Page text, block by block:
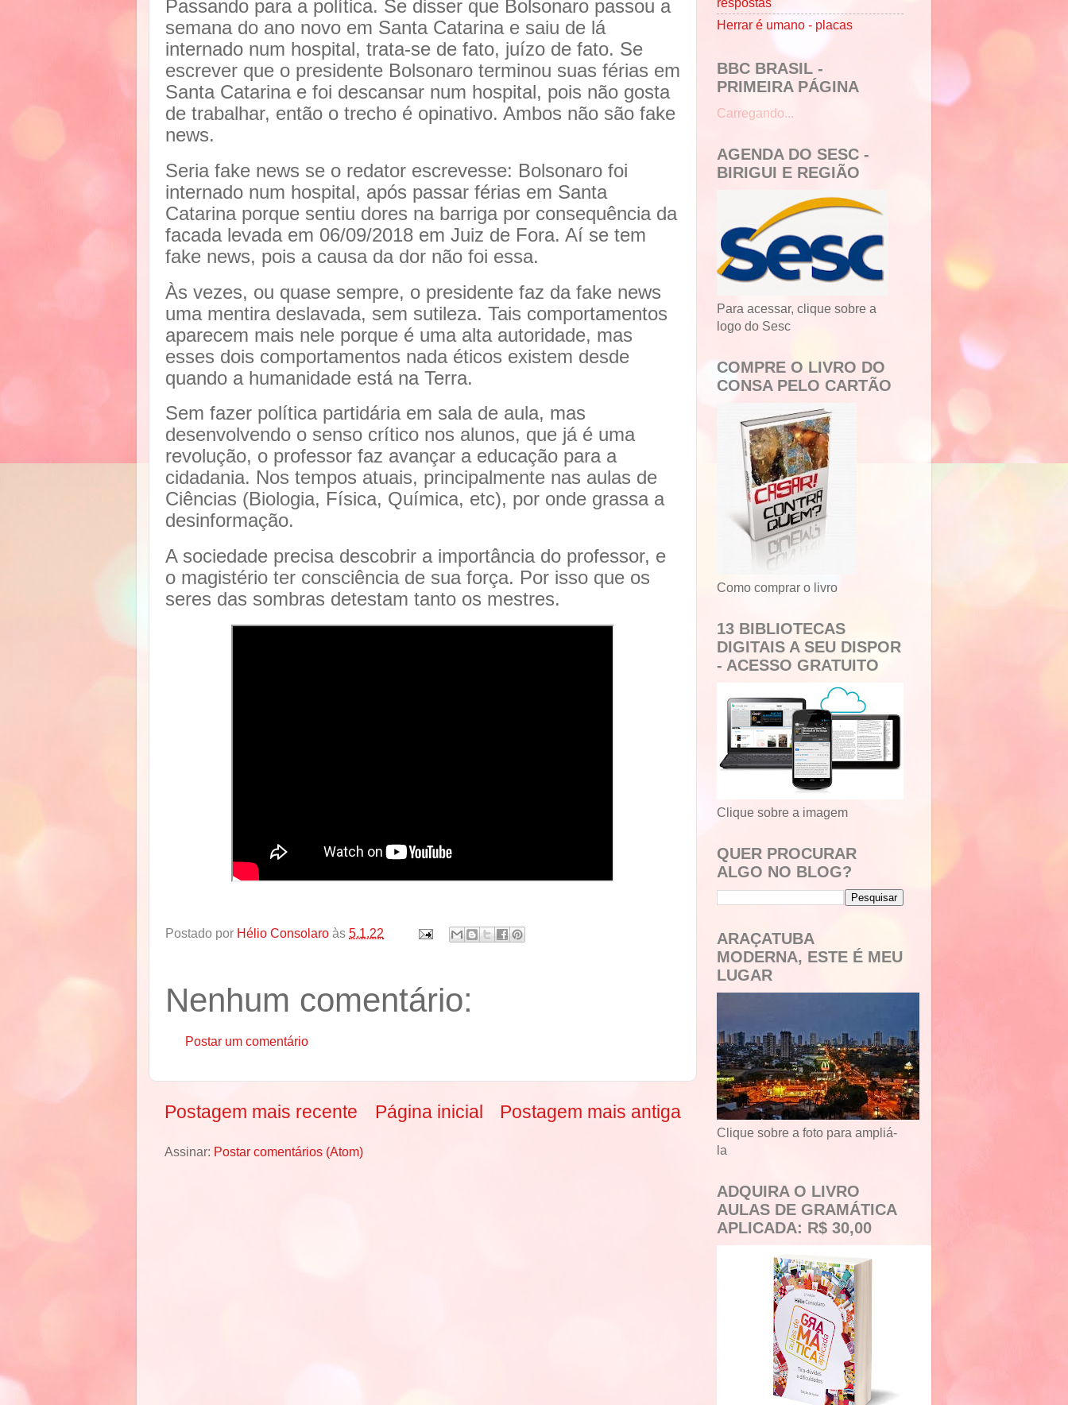
Passando para a política. Se disser que Bolsonaro passou a
semana do ano novo em Santa Catarina e saiu de lá
internado num hospital, trata-se de fato, juízo de fato. Se
escrever que o presidente Bolsonaro terminou suas férias em
Santa Catarina e foi descansar num hospital, pois não gosta
de trabalhar, então o trecho é opinativo. Ambos não são fake
news.
Seria fake news se o redator escrevesse: Bolsonaro foi
internado num hospital, após passar férias em Santa
Catarina porque sentiu dores na barriga por consequência da
facada levada em 06/09/2018 em Juiz de Fora. Aí se tem
fake news, pois a causa da dor não foi essa.
Às vezes, ou quase sempre, o presidente faz da fake news
uma mentira deslavada, sem sutileza. Tais comportamentos
aparecem mais nele porque é uma alta autoridade, mas
esses dois comportamentos nada éticos existem desde
quando a humanidade está na Terra.
Sem fazer política partidária em sala de aula, mas
desenvolvendo o senso crítico nos alunos, que já é uma
revolução, o professor faz avançar a educação para a
cidadania. Nos tempos atuais, principalmente nas aulas de
Ciências (Biologia, Física, Química, etc), por onde grassa a
desinformação.
A sociedade precisa descobrir a importância do professor, e
o magistério ter consciência de sua força. Por isso que os
seres das sombras detestam tanto os mestres.
Postado por Hélio Consolaro às 5.1.22
Nenhum comentário:
Postar um comentário
Postagem mais recente Postagem mais antiga
Página inicial
Assinar: Postar comentários (Atom)
Herrar é umano - placas
BBC BRASIL -
PRIMEIRA PÁGINA
Carregando...
AGENDA DO SESC -
BIRIGUI E REGIÃO
Para acessar, clique sobre a
logo do Sesc
COMPRE O LIVRO DO
CONSA PELO CARTÃO
Como comprar o livro
13 BIBLIOTECAS
DIGITAIS A SEU DISPOR
- ACESSO GRATUITO
Clique sobre a imagem
QUER PROCURAR
ALGO NO BLOG?
ARAÇATUBA
MODERNA, ESTE É MEU
LUGAR
Clique sobre a foto para ampliá-
la
ADQUIRA O LIVRO
AULAS DE GRAMÁTICA
APLICADA: R$ 30,00